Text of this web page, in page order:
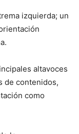
izquierda; un
altavoces
de contenidos,
como